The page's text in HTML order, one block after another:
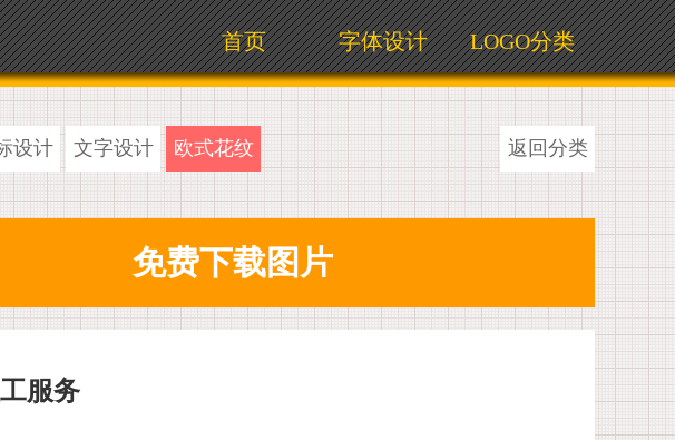
LOGO分类
字体设计
首页
设计 文字设计 欧式花纹 返回分类
服务